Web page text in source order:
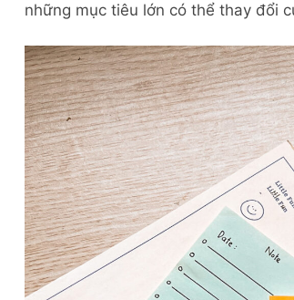
những mục tiêu lớn có thể thay đổi